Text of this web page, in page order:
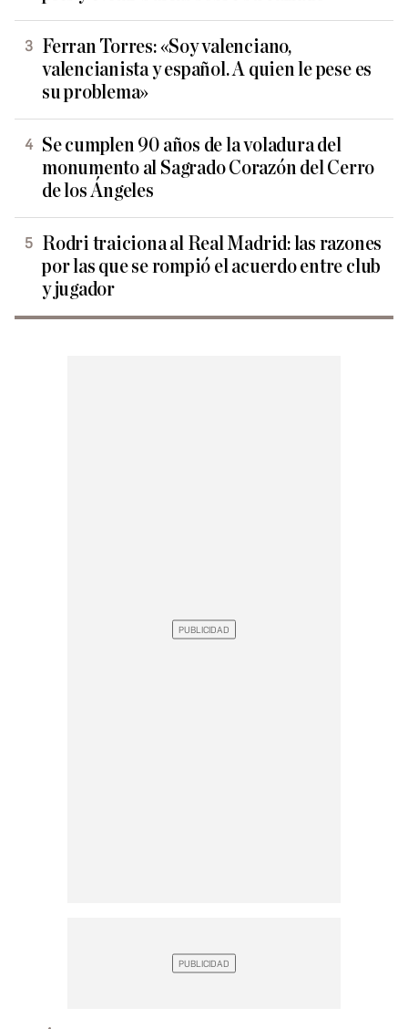
Ferran Torres: «Soy valenciano,
valencianista y español. A quien le pese es
su problema»
Se cumplen 90 años de la voladura del
monumento al Sagrado Corazón del Cerro
de los Ángeles
Rodri traiciona al Real Madrid: las razones
por las que se rompió el acuerdo entre club
y jugador